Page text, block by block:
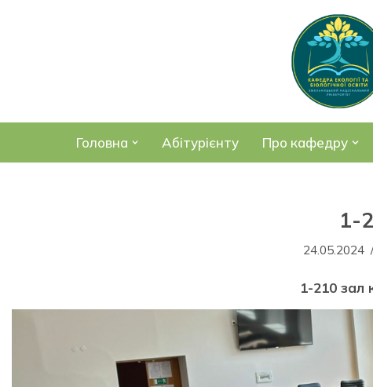
Головна Абітурієнту Про кафедру
1-
24.05.2024
1-210 зал